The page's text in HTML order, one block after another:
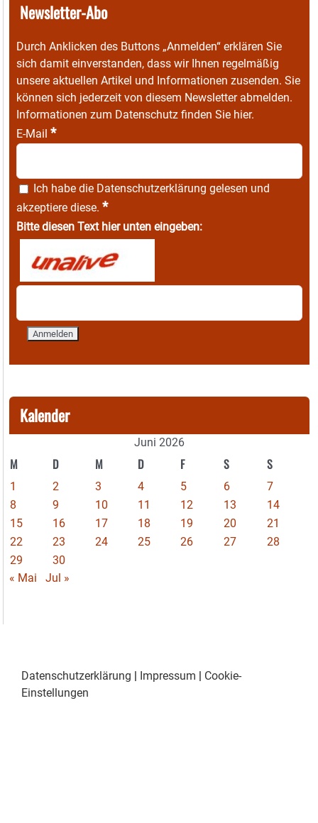
Newsletter-Abo
Durch Anklicken des Buttons „Anmelden“ erklären Sie
sich damit einverstanden, dass wir Ihnen regelmäßig
unsere aktuellen Artikel und Informationen zusenden. Sie
können sich jederzeit von diesem Newsletter abmelden.
Informationen zum Datenschutz finden Sie hier.
E-Mail *
Ich habe die Datenschutzerklärung gelesen und
akzeptiere diese. *
Bitte diesen Text hier unten eingeben:
Kalender
Juni 2026
M D M D F S S
1 2 3 4 5 6
7
8
9 10 11 12 13
14
15
16 17 18 19 20
21
22
23 24 25 26 27
28
29
30
« Mai
Jul »
Datenschutzerklärung Impressum
Cookie-
Einstellungen